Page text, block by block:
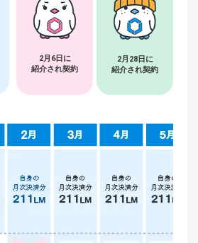
2月6日に
紹介され契約
2月28日に
紹介され契約